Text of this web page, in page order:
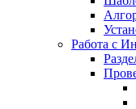
Работа с